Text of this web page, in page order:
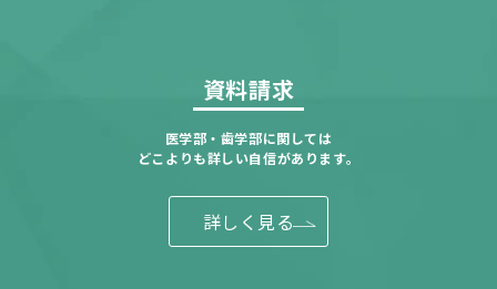
資料請求
医学部・歯学部に関しては
どこよりも詳しい自信があります。
詳しく見る